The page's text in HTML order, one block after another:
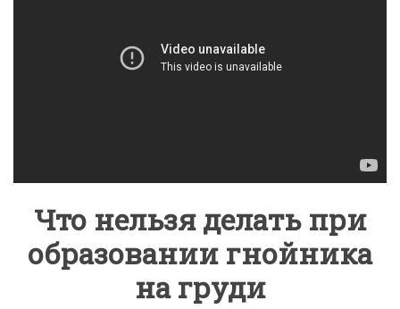
Что нельзя делать при
образовании гнойника
на груди